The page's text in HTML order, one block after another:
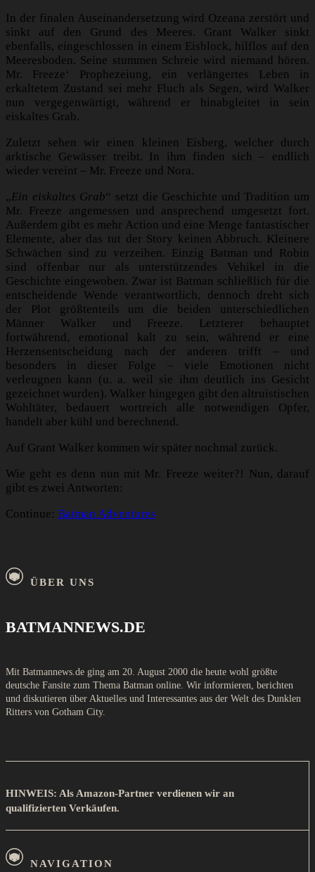
In der finalen Auseinandersetzung wird Ozeana zerstört und
sinkt auf den Grund des Meeres. Grant Walker sinkt
ebenfalls, eingeschlossen in einem Eisblock, hilflos auf den
Meeresboden. Seine stummen Schreie wird niemand hören.
Mr. Freeze‘ Prophezeiung, ein verlängertes Leben in
erkaltetem Zustand sei mehr Fluch als Segen, wird Walker
nun vergegenwärtigt, während er hinabgleitet in sein
eiskaltes Grab.
Zuletzt sehen wir einen kleinen Eisberg, welcher durch
arktische Gewässer treibt. In ihm finden sich – endlich
wieder vereint – Mr. Freeze und Nora.
„Ein eiskaltes Grab“ setzt die Geschichte und Tradition um
Mr. Freeze angemessen und ansprechend umgesetzt fort.
Außerdem gibt es mehr Action und eine Menge fantastischer
Elemente, aber das tut der Story keinen Abbruch. Kleinere
Schwächen sind zu verzeihen. Einzig Batman und Robin
sind offenbar nur als unterstützendes Vehikel in die
Geschichte eingewoben. Zwar ist Batman schließlich für die
entscheidende Wende verantwortlich, dennoch dreht sich
der Plot größtenteils um die beiden unterschiedlichen
Männer Walker und Freeze. Letzterer behauptet
fortwährend, emotional kalt zu sein, während er eine
Herzensentscheidung nach der anderen trifft – und
besonders in dieser Folge – viele Emotionen nicht
verleugnen kann (u. a. weil sie ihm deutlich ins Gesicht
gezeichnet wurden). Walker hingegen gibt den altruistischen
Wohltäter, bedauert wortreich alle notwendigen Opfer,
handelt aber kühl und berechnend.
Auf Grant Walker kommen wir später nochmal zurück.
Wie geht es denn nun mit Mr. Freeze weiter?! Nun, darauf
gibt es zwei Antworten:
Continue: Batman Adventures
ÜBER UNS
BATMANNEWS.DE
Mit Batmannews.de ging am 20. August 2000 die heute wohl größte
deutsche Fansite zum Thema Batman online. Wir informieren, berichten
und diskutieren über Aktuelles und Interessantes aus der Welt des Dunklen
Ritters von Gotham City.
HINWEIS: Als Amazon-Partner verdienen wir an
qualifizierten Verkäufen.
NAVIGATION